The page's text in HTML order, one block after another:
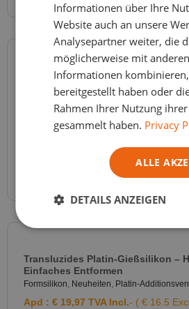
RTV2-Formsilikon Shore A 20 –
Harz, Gips, Wachs – FEINGOSIL
Neuheiten
TVA Incl. - ( € 24.46
AUSFÜHRUNG WÄHLEN
Transluzides Platin-Gießsilikon –
Einfaches Entformen
Formsilikon, Neuheiten, Platin-
Apd : € 19,97 TVA Incl.- ( € 16.5
Informationen über Ihre
Website auch an unsere
Analysepartner weiter, die
möglicherweise mit anderen
Informationen
bereitgestellt haben oder
Rahmen Ihrer Nutzung
gesammelt haben. Privacy
ALLE
DETAILS ANZEIGEN